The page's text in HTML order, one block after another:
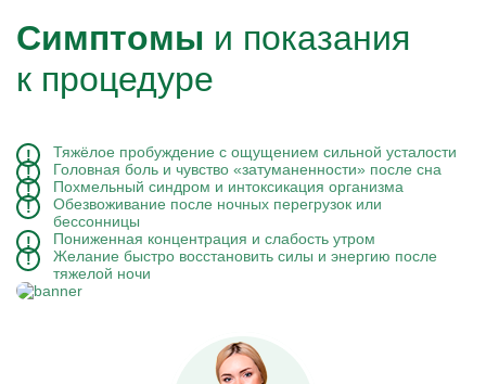
Симптомы и показания
к процедуре
Тяжёлое пробуждение с ощущением сильной усталости
Головная боль и чувство «затуманенности» после сна
Похмельный синдром и интоксикация организма
Обезвоживание после ночных перегрузок или
бессонницы
Пониженная концентрация и слабость утром
Желание быстро восстановить силы и энергию после
тяжелой ночи